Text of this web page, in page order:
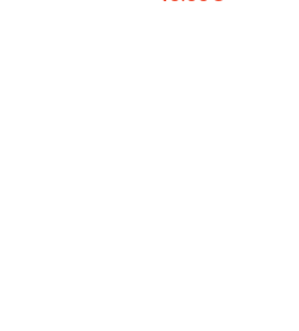
Voir plus +